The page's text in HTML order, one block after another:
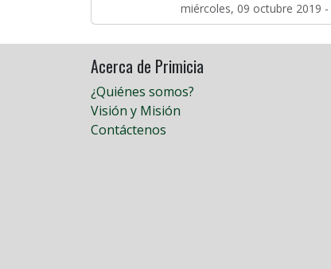
miércoles, 09 octubre 2019 -
Acerca de Primicia
¿Quiénes somos?
Visión y Misión
Contáctenos